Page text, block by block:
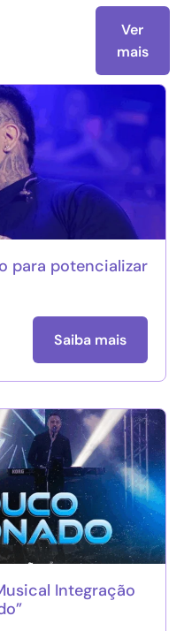
Ver
mais
para potencializar
Saiba mais
Integração